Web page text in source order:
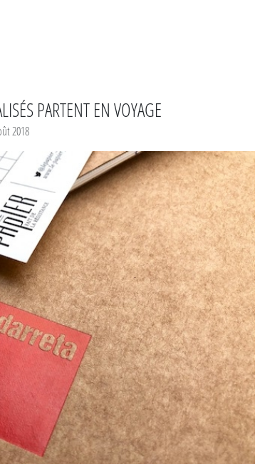
PARTENT EN VOYAGE
2018